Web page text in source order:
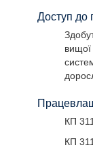
Доступ до
вищої
КП
КП